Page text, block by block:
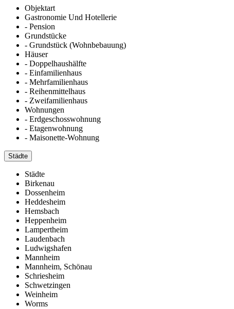
Objektart
Gastronomie Und Hotellerie
- Pension
Grundstücke
- Grundstück (Wohnbebauung)
Häuser
- Doppelhaushälfte
- Einfamilienhaus
- Mehrfamilienhaus
- Reihenmittelhaus
- Zweifamilienhaus
Wohnungen
- Erdgeschosswohnung
- Etagenwohnung
- Maisonette-Wohnung
Städte
Städte
Birkenau
Dossenheim
Heddesheim
Hemsbach
Heppenheim
Lampertheim
Laudenbach
Ludwigshafen
Mannheim
Mannheim, Schönau
Schriesheim
Schwetzingen
Weinheim
Worms